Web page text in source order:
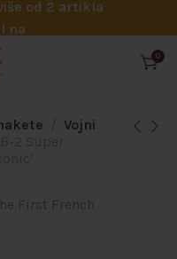
od 2 artikla
na
šiframa
pozvati
0
Vojni